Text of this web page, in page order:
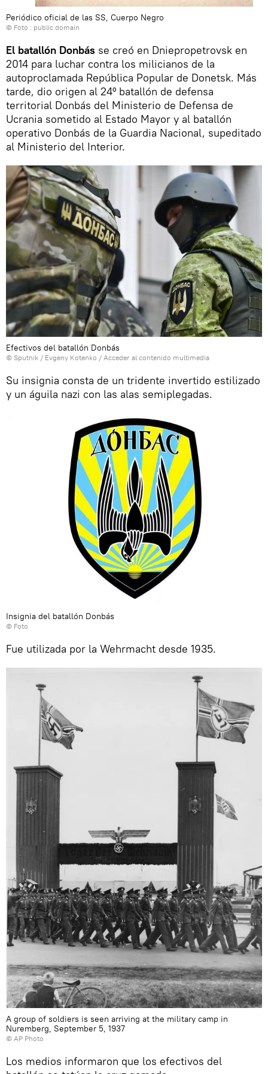
Periódico oficial de las SS, Cuerpo Negro
© Foto : public domain
El batallón Donbás se creó en Dniepropetrovsk en
2014 para luchar contra los milicianos de la
autoproclamada República Popular de Donetsk. Más
tarde, dio origen al 24º batallón de defensa
territorial Donbás del Ministerio de Defensa de
Ucrania sometido al Estado Mayor y al batallón
operativo Donbás de la Guardia Nacional, supeditado
al Ministerio del Interior.
Efectivos del batallón Donbás
© Sputnik / Evgeny Kotenko / Acceder al contenido multimedia
Su insignia consta de un tridente invertido estilizado
y un águila nazi con las alas semiplegadas.
Insignia del batallón Donbás
© Foto
Fue utilizada por la Wehrmacht desde 1935.
A group of soldiers is seen arriving at the military camp in
Nuremberg, September 5, 1937
© AP Photo
Los medios informaron que los efectivos del